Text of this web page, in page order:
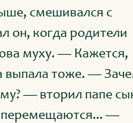
смешивался с
он, когда родители
муху. — Кажется,
выпала тоже. —
— вторил папе
перемещаются... —